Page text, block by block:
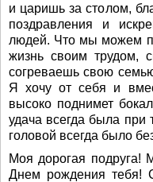
и царишь за столом,
поздравления и
людей. Что мы можем
жизнь своим трудом,
согреваешь свою
Я хочу от себя и
высоко поднимет
удача всегда была при
головой всегда было
Моя дорогая
Днем рождения тебя!